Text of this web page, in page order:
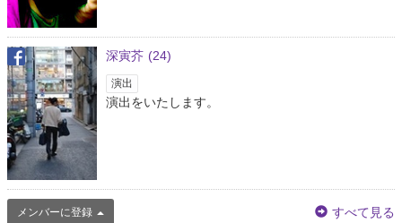
深寅芥 (24)
演出
演出をいたします。
メンバーに登録 すべて見る